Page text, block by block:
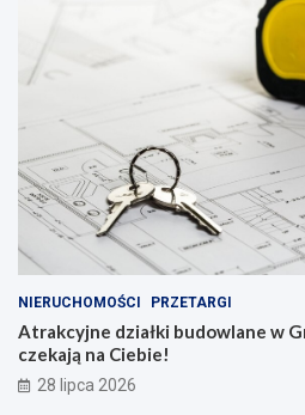
NIERUCHOMOŚCI PRZETARGI
Atrakcyjne działki budowlane w
czekają na Ciebie!
28 lipca 2026